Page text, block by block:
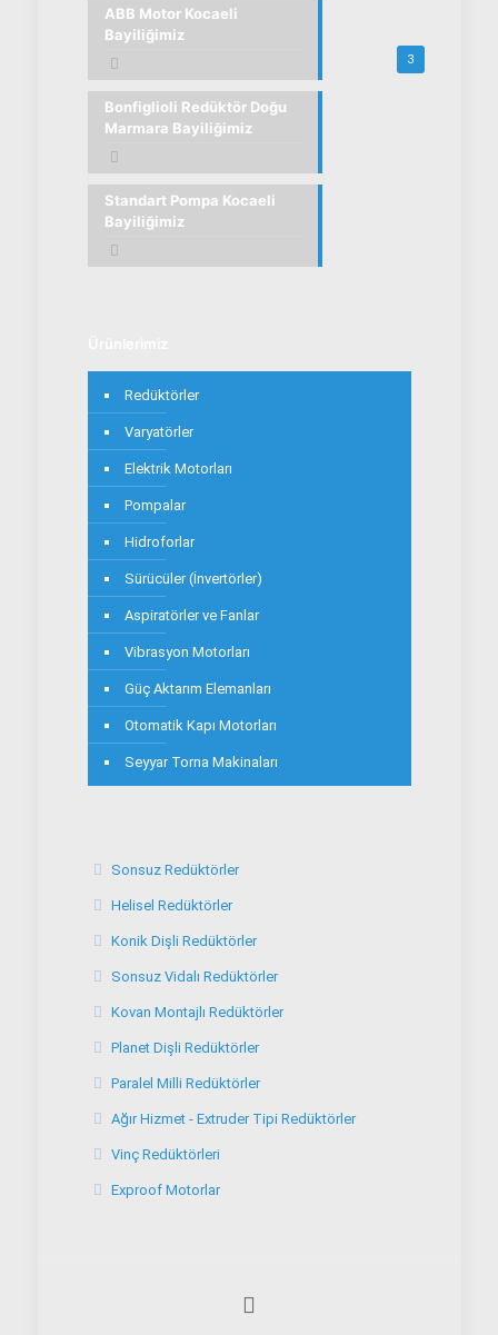
3
ABB Motor Kocaeli
Bayiliğimiz
Bonfiglioli Redüktör Doğu
Marmara Bayiliğimiz
Standart Pompa Kocaeli
Bayiliğimiz
Redüktörler
Varyatörler
Elektrik Motorları
Pompalar
Hidroforlar
Sürücüler (İnvertörler)
Aspiratörler ve Fanlar
Vibrasyon Motorları
Güç Aktarım Elemanları
Otomatik Kapı Motorları
Seyyar Torna Makinaları
Sonsuz Redüktörler
Helisel Redüktörler
Konik Dişli Redüktörler
Sonsuz Vidalı Redüktörler
Kovan Montajlı Redüktörler
Planet Dişli Redüktörler
Paralel Milli Redüktörler
Ağır Hizmet - Extruder Tipi Redüktörler
Vinç Redüktörleri
Exproof Motorlar